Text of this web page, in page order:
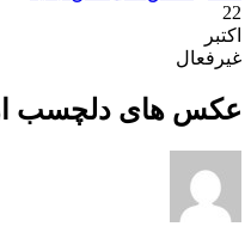
22
اکتبر
غیرفعال
عکس های دلچسب